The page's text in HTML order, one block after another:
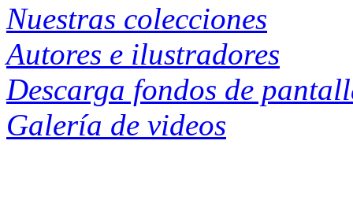
Nuestras colecciones
Autores e ilustradores
Descarga fondos de
Galería de videos